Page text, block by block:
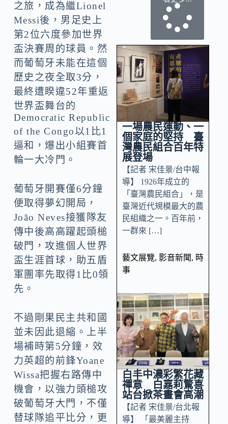
之旅，成為繼Lionel
Messi後，男足史上
第2位六度參加世界
盃決賽周的球員。然
而葡萄牙未能在這個
歷史之夜全取3分，
最終遭睽違52年重返
世界盃舞台的
Democratic Republic
of the Congo以1比1
逼和，爆出小組賽首
輪一大冷門。
葡萄牙開賽僅6分鐘
便取得夢幻開局，
João Neves接獲隊友
傳中後高高躍起頭槌
破門，攻進個人世界
盃生涯首球，助五盾
軍團率先取得1比0領
先。
不過剛果民主共和國
並未因此退縮。上半
場補時第5分鐘，效
力英超的前鋒Yoane
Wissa把握右路傳中
機會，以強力頭槌攻
破葡萄牙大門，不僅
替球隊追平比分，更
一場農民運動、一
個家庭的堅持 臺
灣農民組合百年特
展登場
【記者 宋佳景/台中報
導】 1926年成立的
「臺灣農民組合」，是
臺灣近代規模最大的農
民組織之一。百年前，
一群來 […]
藝文展覽, 影音新聞, 時
事
白丰中濃彩繁花藏
禪意 白嘉莉驚喜
站台掀茶畫會高潮
【記者 宋佳景/台北報
導】 「最美麗主持